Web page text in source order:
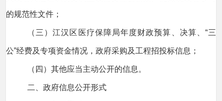
的规范性文件；
（三）江汉区医疗保障局年度财政预算、决算、“三
公”经费及专项资金情况，政府采购及工程招投标信息；
（四）其他应当主动公开的信息。
二、政府信息公开形式